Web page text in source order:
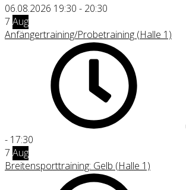
06.08.2026 19:30 - 20:30
7 Aug
Anfängertraining/Probetraining (Halle 1)
- 17:30
7 Aug
Breitensporttraining: Gelb (Halle 1)